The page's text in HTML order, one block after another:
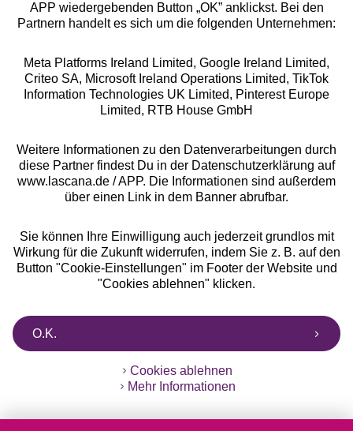
Alle Preise inkl. MwSt., zzgl.
Versandkosten
** Bonität vorausgesetzt, berechtigt zur Bonitätsprüfung
APP wiedergebenden Button „OK” anklickst. Bei den
Partnern handelt es sich um die folgenden Unternehmen:
Meta Platforms Ireland Limited, Google Ireland Limited,
Criteo SA, Microsoft Ireland Operations Limited, TikTok
Information Technologies UK Limited, Pinterest Europe
Limited, RTB House GmbH
Weitere Informationen zu den Datenverarbeitungen durch
diese Partner findest Du in der Datenschutzerklärung auf
www.lascana.de / APP. Die Informationen sind außerdem
über einen Link in dem Banner abrufbar.
Sie können Ihre Einwilligung auch jederzeit grundlos mit
Wirkung für die Zukunft widerrufen, indem Sie z. B. auf den
Button "Cookie-Einstellungen" im Footer der Website und
"Cookies ablehnen" klicken.
O.K.
Cookies ablehnen
Mehr Informationen